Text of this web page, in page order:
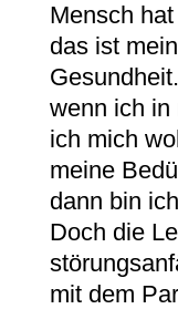
Mensch
das ist
wenn ich in
ich mich
meine
dann bin
Doch die
mit dem